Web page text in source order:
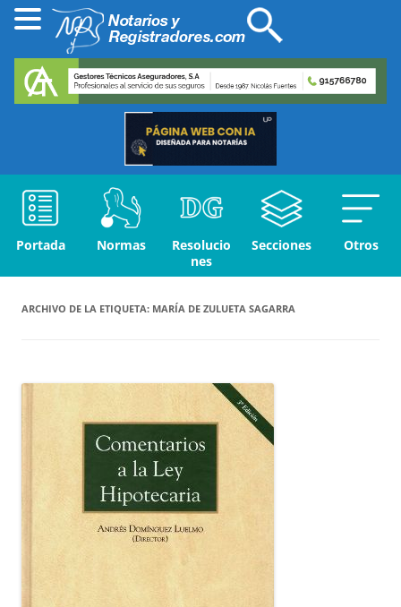
Portada Normas
Resolucio
nes
Secciones Otros
ARCHIVO DE LA ETIQUETA: MARÍA DE ZULUETA SAGARRA